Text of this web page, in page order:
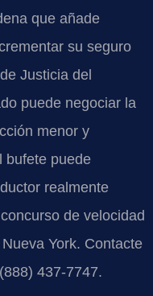
que añade
su seguro
Justicia del
puede negociar la
menor y
bufete puede
realmente
de velocidad
York. Contacte
437-7747.